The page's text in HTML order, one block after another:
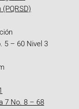
5 – 60 Nivel 3
7 No. 8 – 68